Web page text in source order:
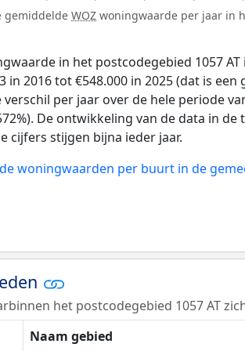
gemiddelde WOZ woningwaarde per jaar in
in het postcodegebied 1057 AT
in 2016 tot €548.000 in 2025 (dat is een
verschil per jaar over de hele periode
De ontwikkeling van de data in de
cijfers stijgen bijna ieder jaar.
woningwaarden per buurt in de
het postcodegebied 1057 AT
Naam gebied